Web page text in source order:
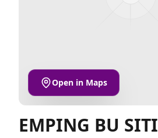
Open in Maps
EMPING BU SITI